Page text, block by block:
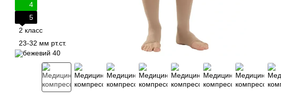
4
5
2 класс
23-32 мм рт.ст.